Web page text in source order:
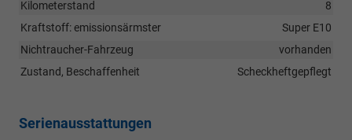
Kilometerstand
8
Kraftstoff: emissionsärmster
Super E10
Nichtraucher-Fahrzeug
vorhanden
Zustand, Beschaffenheit
Scheckheftgepflegt
Serienausstattungen